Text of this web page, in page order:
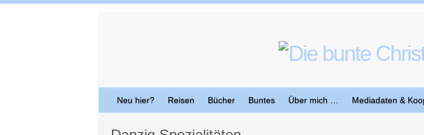
Neu hier? Reisen Bücher Buntes Über mich … Mediadaten &